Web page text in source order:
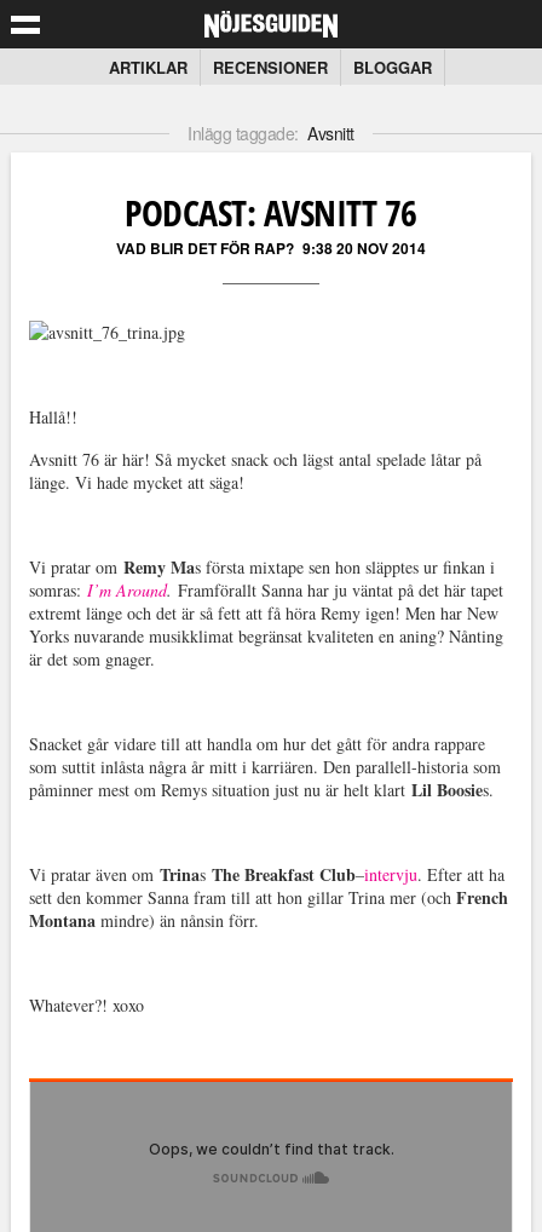
ARTIKLAR RECENSIONER BLOGGAR
Inlägg taggade: Avsnitt
PODCAST: AVSNITT 76
VAD BLIR DET FÖR RAP? 9:38 20 NOV 2014
Hallå!!
Avsnitt 76 är här! Så mycket snack och lägst antal spelade låtar på
länge. Vi hade mycket att säga!
Vi pratar om Remy Mas första mixtape sen hon släpptes ur finkan i
somras: I’m Around. Framförallt Sanna har ju väntat på det här tapet
extremt länge och det är så fett att få höra Remy igen! Men har New
Yorks nuvarande musikklimat begränsat kvaliteten en aning? Nånting
är det som gnager.
Snacket går vidare till att handla om hur det gått för andra rappare
som suttit inlåsta några år mitt i karriären. Den parallell-historia som
påminner mest om Remys situation just nu är helt klart Lil Boosies.
Vi pratar även om Trinas The Breakfast Club–intervju. Efter att ha
sett den kommer Sanna fram till att hon gillar Trina mer (och French
Montanamindre) än nånsin förr.
Whatever?! xoxo